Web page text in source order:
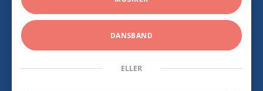
DANSBAND
ELLER